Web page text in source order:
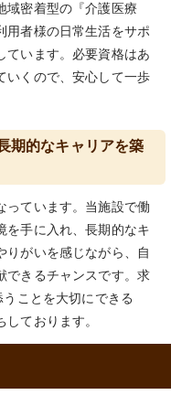
域密着型の『介護医療
用者様の日常生活をサポ
ています。必要資格はあ
いくので、安心して一歩
期的なキャリアを築
っています。当施設で働
を手に入れ、長期的なキ
りがいを感じながら、自
できるチャンスです。求
ことを大切にできる
ております。